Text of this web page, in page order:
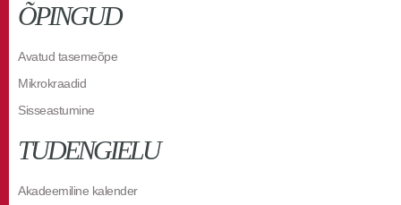
ÕPINGUD
Avatud tasemeõpe
Mikrokraadid
Sisseastumine
TUDENGIELU
Akadeemiline kalender